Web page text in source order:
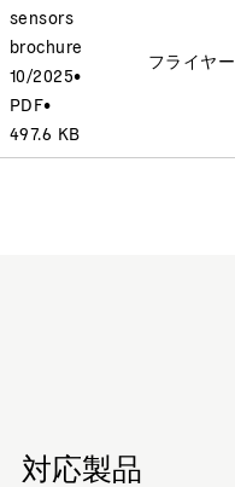
sensors
brochure
10/2025•
PDF•
497.6 KB
フライヤー
対応製品